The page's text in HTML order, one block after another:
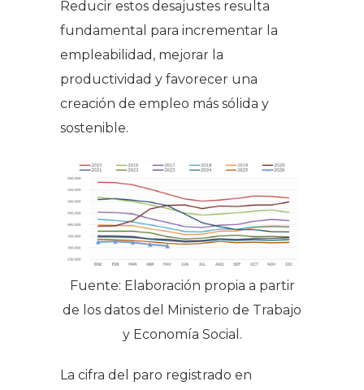
Reducir estos desajustes resulta
fundamental para incrementar la
empleabilidad, mejorar la
productividad y favorecer una
creación de empleo más sólida y
sostenible.
Fuente: Elaboración propia a partir
de los datos del Ministerio de Trabajo
y Economía Social.
La cifra del paro registrado en